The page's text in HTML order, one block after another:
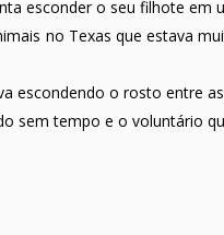
esconder o seu filhote em
no Texas que estava
escondendo o rosto entre
sem tempo e o voluntário